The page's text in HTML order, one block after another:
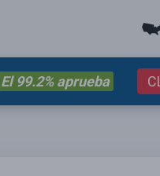
El 99.2% aprueba